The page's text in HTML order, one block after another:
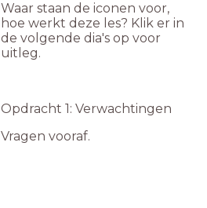
Waar staan de iconen voor,
hoe werkt deze les? Klik er in
de volgende dia's op voor
uitleg.
Opdracht 1: Verwachtingen
Vragen vooraf.